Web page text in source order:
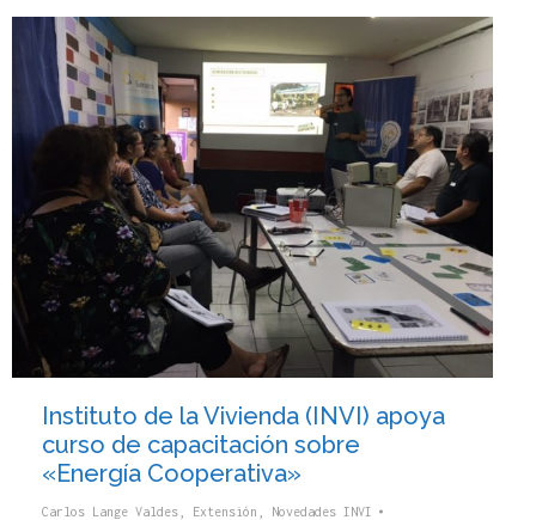
Instituto de la Vivienda (INVI) apoya
curso de capacitación sobre
«Energía Cooperativa»
Carlos Lange Valdes Extensión
Novedades INVI